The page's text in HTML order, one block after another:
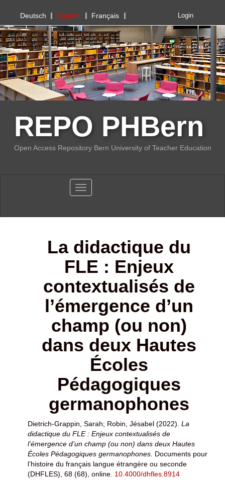
PHBern
Deutsch English Français Login
REPO PHBern
Open Access Repository Bern University of Teacher Education
Toggle navigation
La didactique du
FLE : Enjeux
contextualisés de
l’émergence d’un
champ (ou non)
dans deux Hautes
Écoles
Pédagogiques
germanophones
Dietrich-Grappin, Sarah; Robin, Jésabel (2022). La
didactique du FLE : Enjeux contextualisés de
l’émergence d’un champ (ou non) dans deux Hautes
Écoles Pédagogiques germanophones. Documents pour
l’histoire du français langue étrangère ou seconde
(DHFLES), 68 (68), online. 10.4000/dhfles.8914